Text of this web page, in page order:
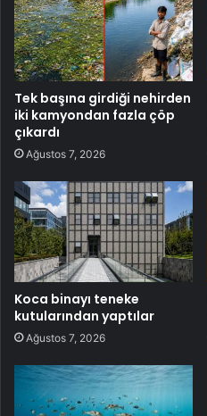
Tek başına girdiği nehirden
iki kamyondan fazla çöp
çıkardı
Ağustos 7, 2026
Koca binayı teneke
kutularından yaptılar
Ağustos 7, 2026